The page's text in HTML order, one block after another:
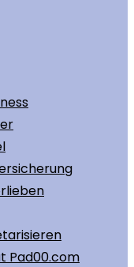
Pad00.com